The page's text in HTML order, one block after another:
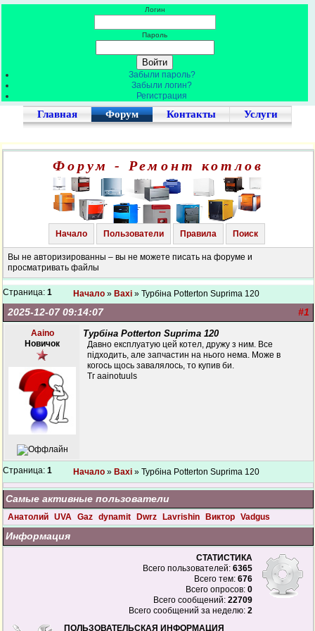
Логин
Пароль
Забыли пароль?
Забыли логин?
Регистрация
Главная Форум Контакты Услуги
Форум - Ремонт котлов
Начало Пользователи Правила Поиск
Вы не авторизированны – вы не можете писать на форуме и
просматривать файлы
Страница: 1 Начало » Baxi » Турбіна Potterton Suprima 120
#1
2025-12-07 09:14:07
Aaino
Новичок
Турбіна Potterton Suprima 120
Давно експлуатую цей котел, дружу з ним. Все
підходить, але запчастин на нього нема. Може в
когось щось завалялось, то купив би.
Тг aainotuuls
Страница: 1 Начало » Baxi » Турбіна Potterton Suprima 120
Самые активные пользователи
Анатолий UVA Gaz dynamit Dwrz Lavrishin Виктор Vadgus
Информация
СТАТИСТИКА
Всего пользователей: 6365
Всего тем: 676
Всего опросов: 0
Всего сообщений: 22709
Всего сообщений за неделю: 2
ПОЛЬЗОВАТЕЛЬСКАЯ ИНФОРМАЦИЯ